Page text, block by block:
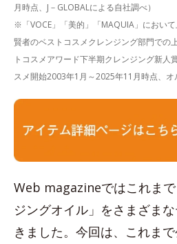
月時点、J－GLOBALによる自社調べ）
※「VOCE」「美的」「MAQUIA」におい
賢者のベストコスメクレンジング部門での
トコスメアワード下半期クレンジング新人
スメ開始2003年1月～2025年11月時点、オ
Web magazineではこれま
ジングオイル」をさまざま
きました。今回は、これま